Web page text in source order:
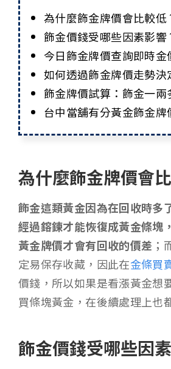
為什麼飾金牌價會比較低
飾金價錢受哪些因素影響
今日飾金牌價查詢即時金
如何透過飾金牌價走勢決
飾金牌價試算：飾金一兩
台中當舖有分黃金飾金牌
為什麼飾金牌價會
飾金這類黃金因為在回收時多
經過鎔鍊才能恢復成黃金條塊
黃金牌價才會有回收的價差 ；
定易保存收藏，因此在金條買
價錢，所以如果是看漲黃金想
買條塊黃金，在後續處理上也
飾金價錢受哪些因